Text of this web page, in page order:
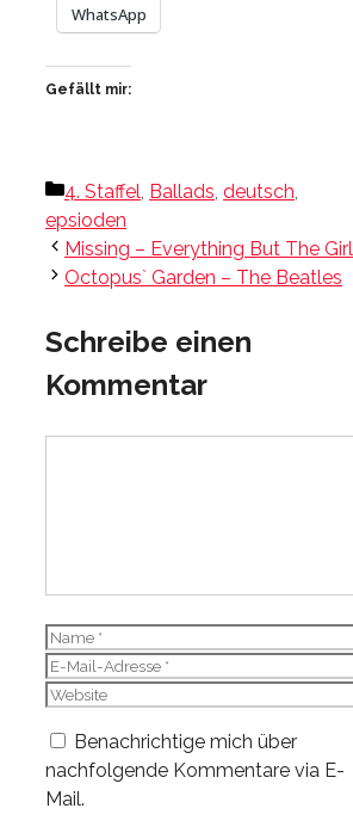
WhatsApp
Gefällt mir:
Kategorien
4. Staffel Ballads deutsch
epsioden
Missing – Everything But The Girl
Octopus` Garden – The Beatles
Schreibe einen
Kommentar
Name
E-
Mail-
Website
Benachrichtige mich über
nachfolgende Kommentare via E-
Mail.